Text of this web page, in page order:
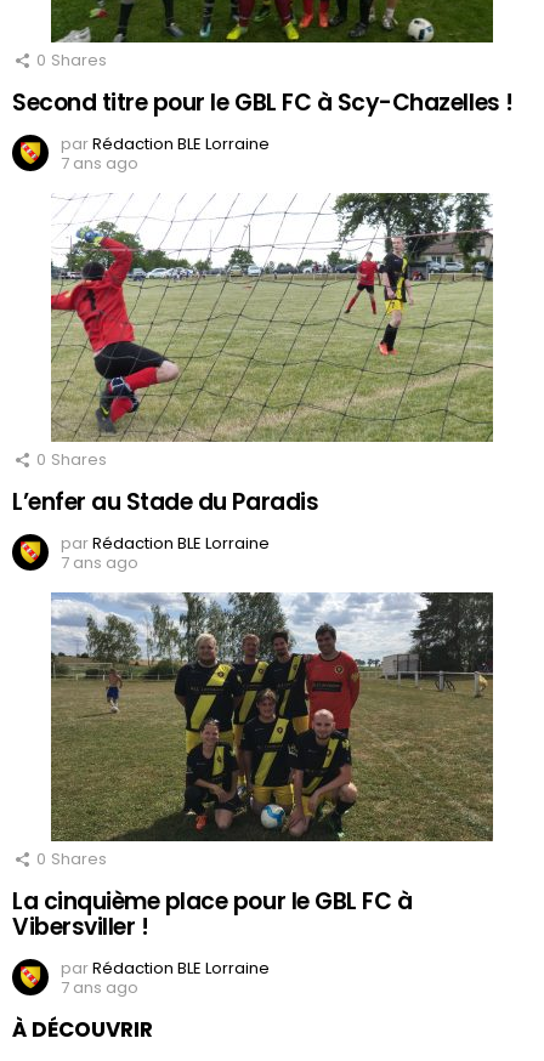
0 Shares
Second titre pour le GBL FC à Scy-Chazelles !
parRédaction BLE Lorraine
7 ans ago
0 Shares
L’enfer au Stade du Paradis
parRédaction BLE Lorraine
7 ans ago
0 Shares
La cinquième place pour le GBL FC à
Vibersviller !
parRédaction BLE Lorraine
7 ans ago
À DÉCOUVRIR